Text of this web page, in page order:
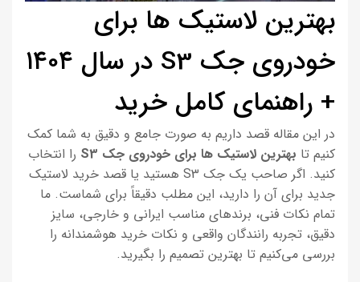
بهترین لاستیک ها برای
خودروی جک S3 در سال ۱۴۰۴
+ راهنمای کامل خرید
در این مقاله قصد داریم به صورت جامع و دقیق به شما کمک
کنیم تا بهترین لاستیک ها برای خودروی جک S3
را انتخاب
کنید. اگر صاحب یک جک S3 هستید یا قصد خرید لاستیک
جدید برای آن را دارید، این مطلب دقیقاً برای شماست. ما
تمام نکات فنی، برندهای مناسب ایرانی و خارجی، سایز
دقیق، تجربه رانندگان واقعی و نکات خرید هوشمندانه را
بررسی می‌کنیم تا بهترین تصمیم را بگیرید.